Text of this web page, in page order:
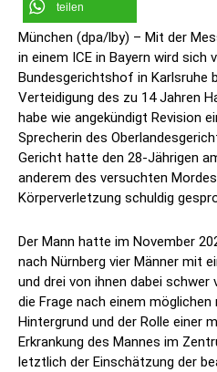
teilen
München (dpa/lby) – Mit der
in einem ICE in Bayern wird sich
Bundesgerichtshof in Karlsruhe
Verteidigung des zu 14 Jahren
habe wie angekündigt Revision
Sprecherin des
Gericht hatte den 28-Jährigen
anderem des versuchten
Körperverletzung schuldig
Der Mann hatte im November
nach Nürnberg vier Männer mit
und drei von ihnen dabei
die Frage nach einem
Hintergrund und der Rolle einer
Erkrankung des Mannes im
letztlich der Einschätzung der